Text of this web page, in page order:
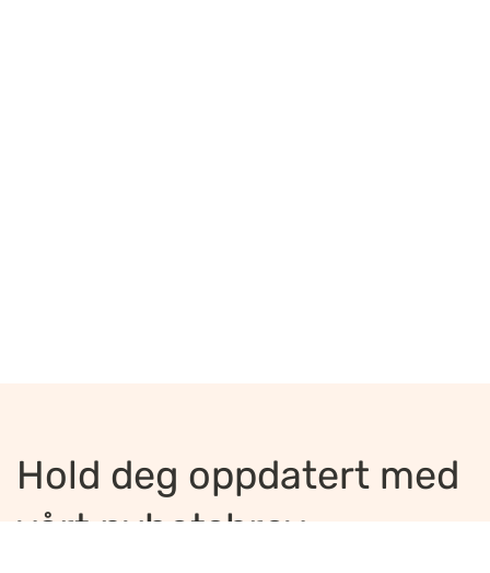
Hold deg oppdatert med
vårt nyhetsbrev